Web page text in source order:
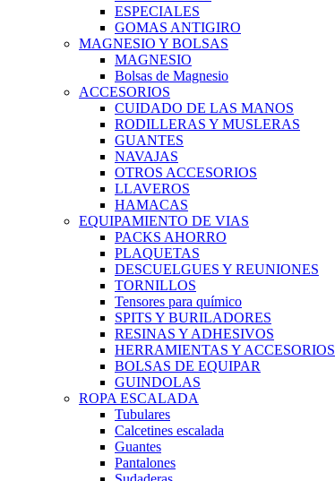
ESPECIALES
GOMAS ANTIGIRO
MAGNESIO Y BOLSAS
MAGNESIO
Bolsas de Magnesio
ACCESORIOS
CUIDADO DE LAS MANOS
RODILLERAS Y MUSLERAS
GUANTES
NAVAJAS
OTROS ACCESORIOS
LLAVEROS
HAMACAS
EQUIPAMIENTO DE VIAS
PACKS AHORRO
PLAQUETAS
DESCUELGUES Y REUNIONES
TORNILLOS
Tensores para químico
SPITS Y BURILADORES
RESINAS Y ADHESIVOS
HERRAMIENTAS Y ACCESORIOS
BOLSAS DE EQUIPAR
GUINDOLAS
ROPA ESCALADA
Tubulares
Calcetines escalada
Guantes
Pantalones